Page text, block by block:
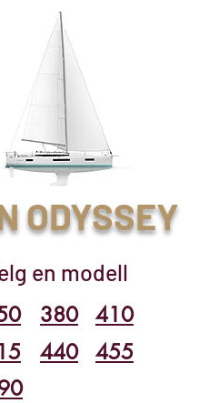
ODYSSEY
en modell
380
410
440 455